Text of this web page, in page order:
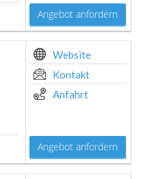
Angebot anfordern
Website
Kontakt
Anfahrt
Angebot anfordern